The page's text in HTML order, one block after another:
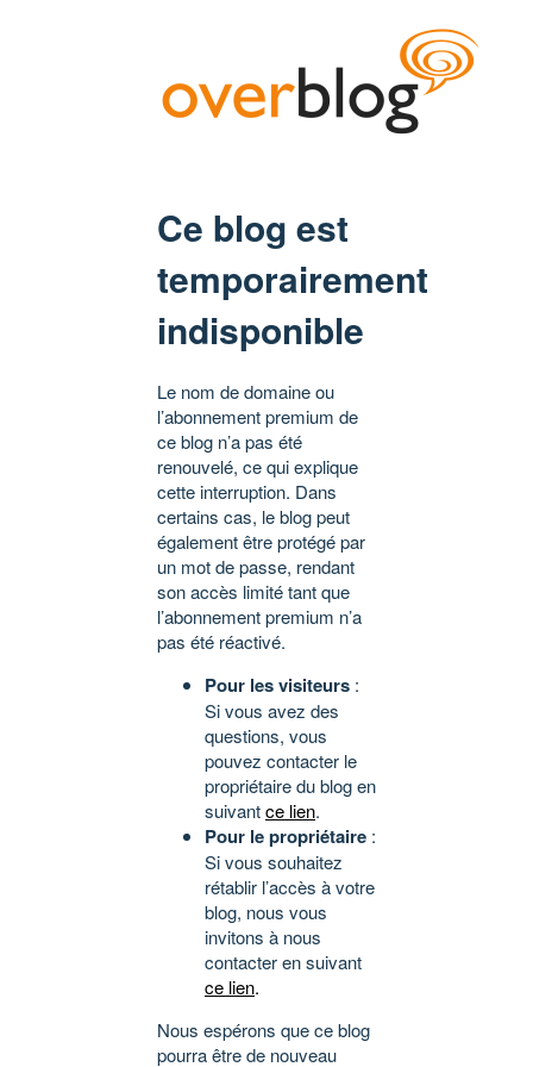
Ce blog est
temporairement
indisponible
Le nom de domaine ou
l’abonnement premium de
ce blog n’a pas été
renouvelé, ce qui explique
cette interruption. Dans
certains cas, le blog peut
également être protégé par
un mot de passe, rendant
son accès limité tant que
l’abonnement premium n’a
pas été réactivé.
Pour les visiteurs :
Si vous avez des
questions, vous
pouvez contacter le
propriétaire du blog en
suivantce lien.
Pour le propriétaire :
Si vous souhaitez
rétablir l’accès à votre
blog, nous vous
invitons à nous
contacter en suivant
ce lien.
Nous espérons que ce blog
pourra être de nouveau